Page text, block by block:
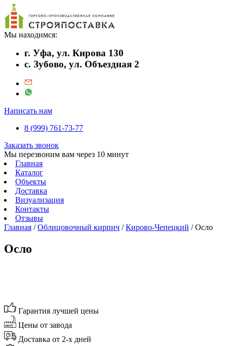
Мы находимся:
г. Уфа, ул. Кирова 130
с. Зубово, ул. Объездная 2
Написать нам
8 (999) 761-73-77
Заказать звонок
Мы перезвоним вам через 10 минут
Главная
Каталог
Объекты
Доставка
Визуализация
Контакты
Отзывы
Главная /Облицовочный кирпич /Кирово-Чепецкий / Осло
Осло
Гарантия лучшей цены
Цены от завода
Доставка от 2-х дней